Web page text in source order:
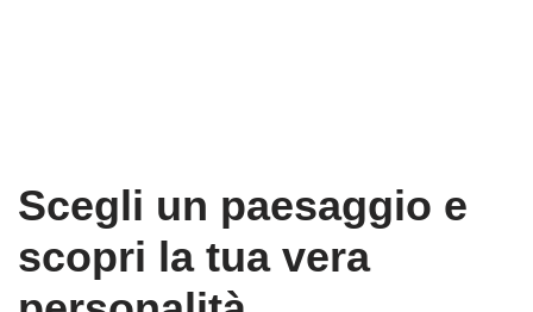
Scegli un paesaggio e
scopri la tua vera